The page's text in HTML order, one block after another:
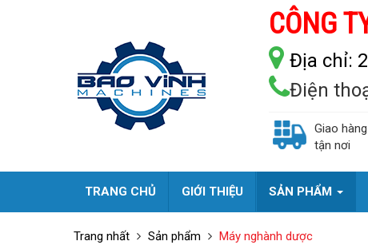
CÔNG
Địa chỉ:
Điện
Giao hàng
tận nơi
TRANG CHỦ GIỚI THIỆU SẢN PHẨM
Trang nhất Sản phẩm Máy nghành dược